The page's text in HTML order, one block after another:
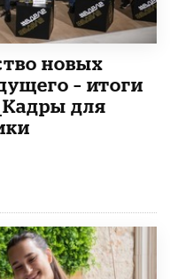
новых
– итоги
для